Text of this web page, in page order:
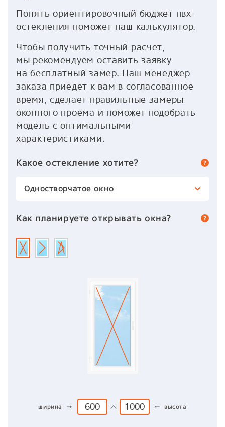
Понять ориентировочный бюджет пвх-
остекления поможет наш калькулятор.
Чтобы получить точный расчет,
мы рекомендуем оставить заявку
на бесплатный замер. Наш менеджер
заказа приедет к вам в согласованное
время, сделает правильные замеры
оконного проёма и поможет подобрать
модель с оптимальными
характеристиками.
Какое остекление хотите?
Одностворчатое окно
Как планируете открывать окна?
ширина → ← высота